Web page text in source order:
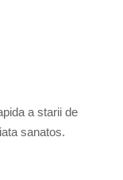
a starii de
sanatos.